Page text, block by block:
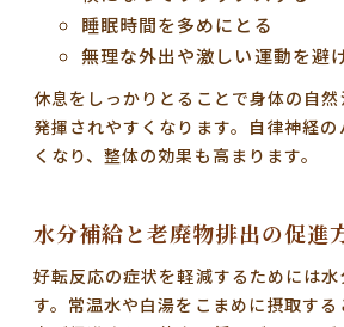
睡眠時間を多めにとる
無理な外出や激しい運動を避
休息をしっかりとることで身体の自
発揮されやすくなります。自律神経
くなり、整体の効果も高まります。
水分補給と老廃物排出の促進
好転反応の症状を軽減するためには水
す。常温水や白湯をこまめに摂取す